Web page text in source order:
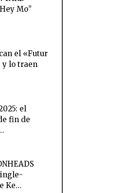
Mo”
el «Futur
lo traen
el
fin de
Ke…